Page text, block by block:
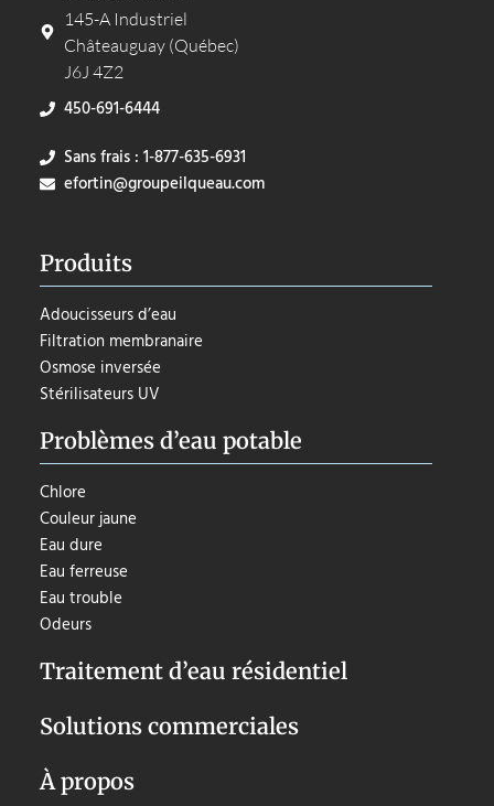
145-A Industriel
Châteauguay (Québec)
J6J 4Z2
450-691-6444
Sans frais : 1-877-635-6931
efortin@groupeilqueau.com
Produits
Adoucisseurs d’eau
Filtration membranaire
Osmose inversée
Stérilisateurs UV
Problèmes d’eau potable
Chlore
Couleur jaune
Eau dure
Eau ferreuse
Eau trouble
Odeurs
Traitement d’eau résidentiel
Solutions commerciales
À propos